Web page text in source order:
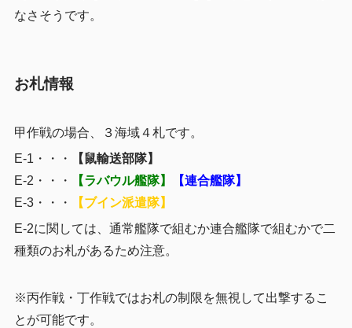
なさそうです。
お札情報
甲作戦の場合、３海域４札です。
E-1・・・
【鼠輸送部隊】
E-2・・・
【ラバウル艦隊】
【連合艦隊】
E-3・・・
【ブイン派遣隊】
E-2に関しては、通常艦隊で組むか連合艦隊で組むかで二
種類のお札があるため注意。
※丙作戦・丁作戦ではお札の制限を無視して出撃するこ
とが可能です。